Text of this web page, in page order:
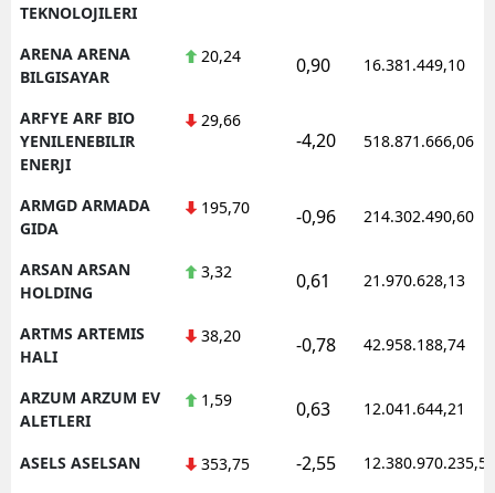
TEKNOLOJILERI
ARENA ARENA
BILGISAYAR
20,24 0,90 16.381.449,10
ARFYE ARF BIO
YENILENEBILIR
ENERJI
29,66
-4,20 518.871.666,06
ARMGD ARMADA
GIDA
195,70 -0,96 214.302.490,60
ARSAN ARSAN
HOLDING
3,32 0,61 21.970.628,13
ARTMS ARTEMIS
HALI
38,20 -0,78 42.958.188,74
ARZUM ARZUM EV
ALETLERI
1,59 0,63 12.041.644,21
ASELS ASELSAN 353,75 -2,55 12.380.970.235,50